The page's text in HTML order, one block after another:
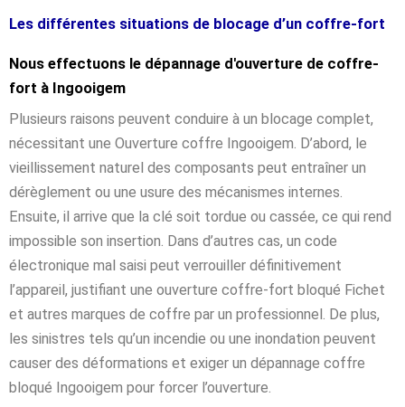
Les différentes situations de blocage d’un coffre-fort
Nous effectuons le dépannage d'ouverture de coffre-
fort à Ingooigem
Plusieurs raisons peuvent conduire à un blocage complet,
nécessitant une Ouverture coffre Ingooigem. D’abord, le
vieillissement naturel des composants peut entraîner un
dérèglement ou une usure des mécanismes internes.
Ensuite, il arrive que la clé soit tordue ou cassée, ce qui rend
impossible son insertion. Dans d’autres cas, un code
électronique mal saisi peut verrouiller définitivement
l’appareil, justifiant une ouverture coffre-fort bloqué Fichet
et autres marques de coffre par un professionnel. De plus,
les sinistres tels qu’un incendie ou une inondation peuvent
causer des déformations et exiger un dépannage coffre
bloqué Ingooigem pour forcer l’ouverture.